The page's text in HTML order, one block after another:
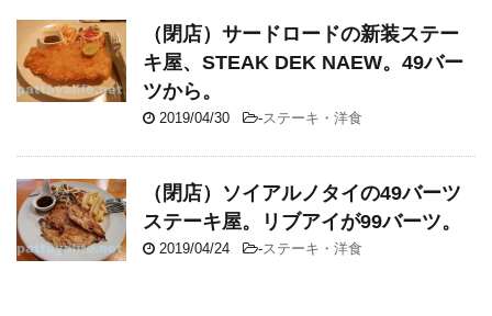
（閉店）サードロードの新装ステー
キ屋、STEAK DEK NAEW。49バー
ツから。
2019/04/30 -ステーキ・洋食
（閉店）ソイアルノタイの49バーツ
ステーキ屋。リブアイが99バーツ。
2019/04/24 -ステーキ・洋食